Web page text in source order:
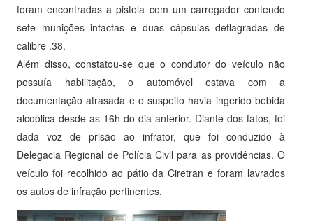
foram encontradas a pistola com um carregador contendo
sete munições intactas e duas cápsulas deflagradas de
calibre .38.
Além disso, constatou-se que o condutor do veículo não
possuía habilitação, o automóvel estava com a
documentação atrasada e o suspeito havia ingerido bebida
alcoólica desde as 16h do dia anterior. Diante dos fatos, foi
dada voz de prisão ao infrator, que foi conduzido à
Delegacia Regional de Polícia Civil para as providências. O
veículo foi recolhido ao pátio da Ciretran e foram lavrados
os autos de infração pertinentes.